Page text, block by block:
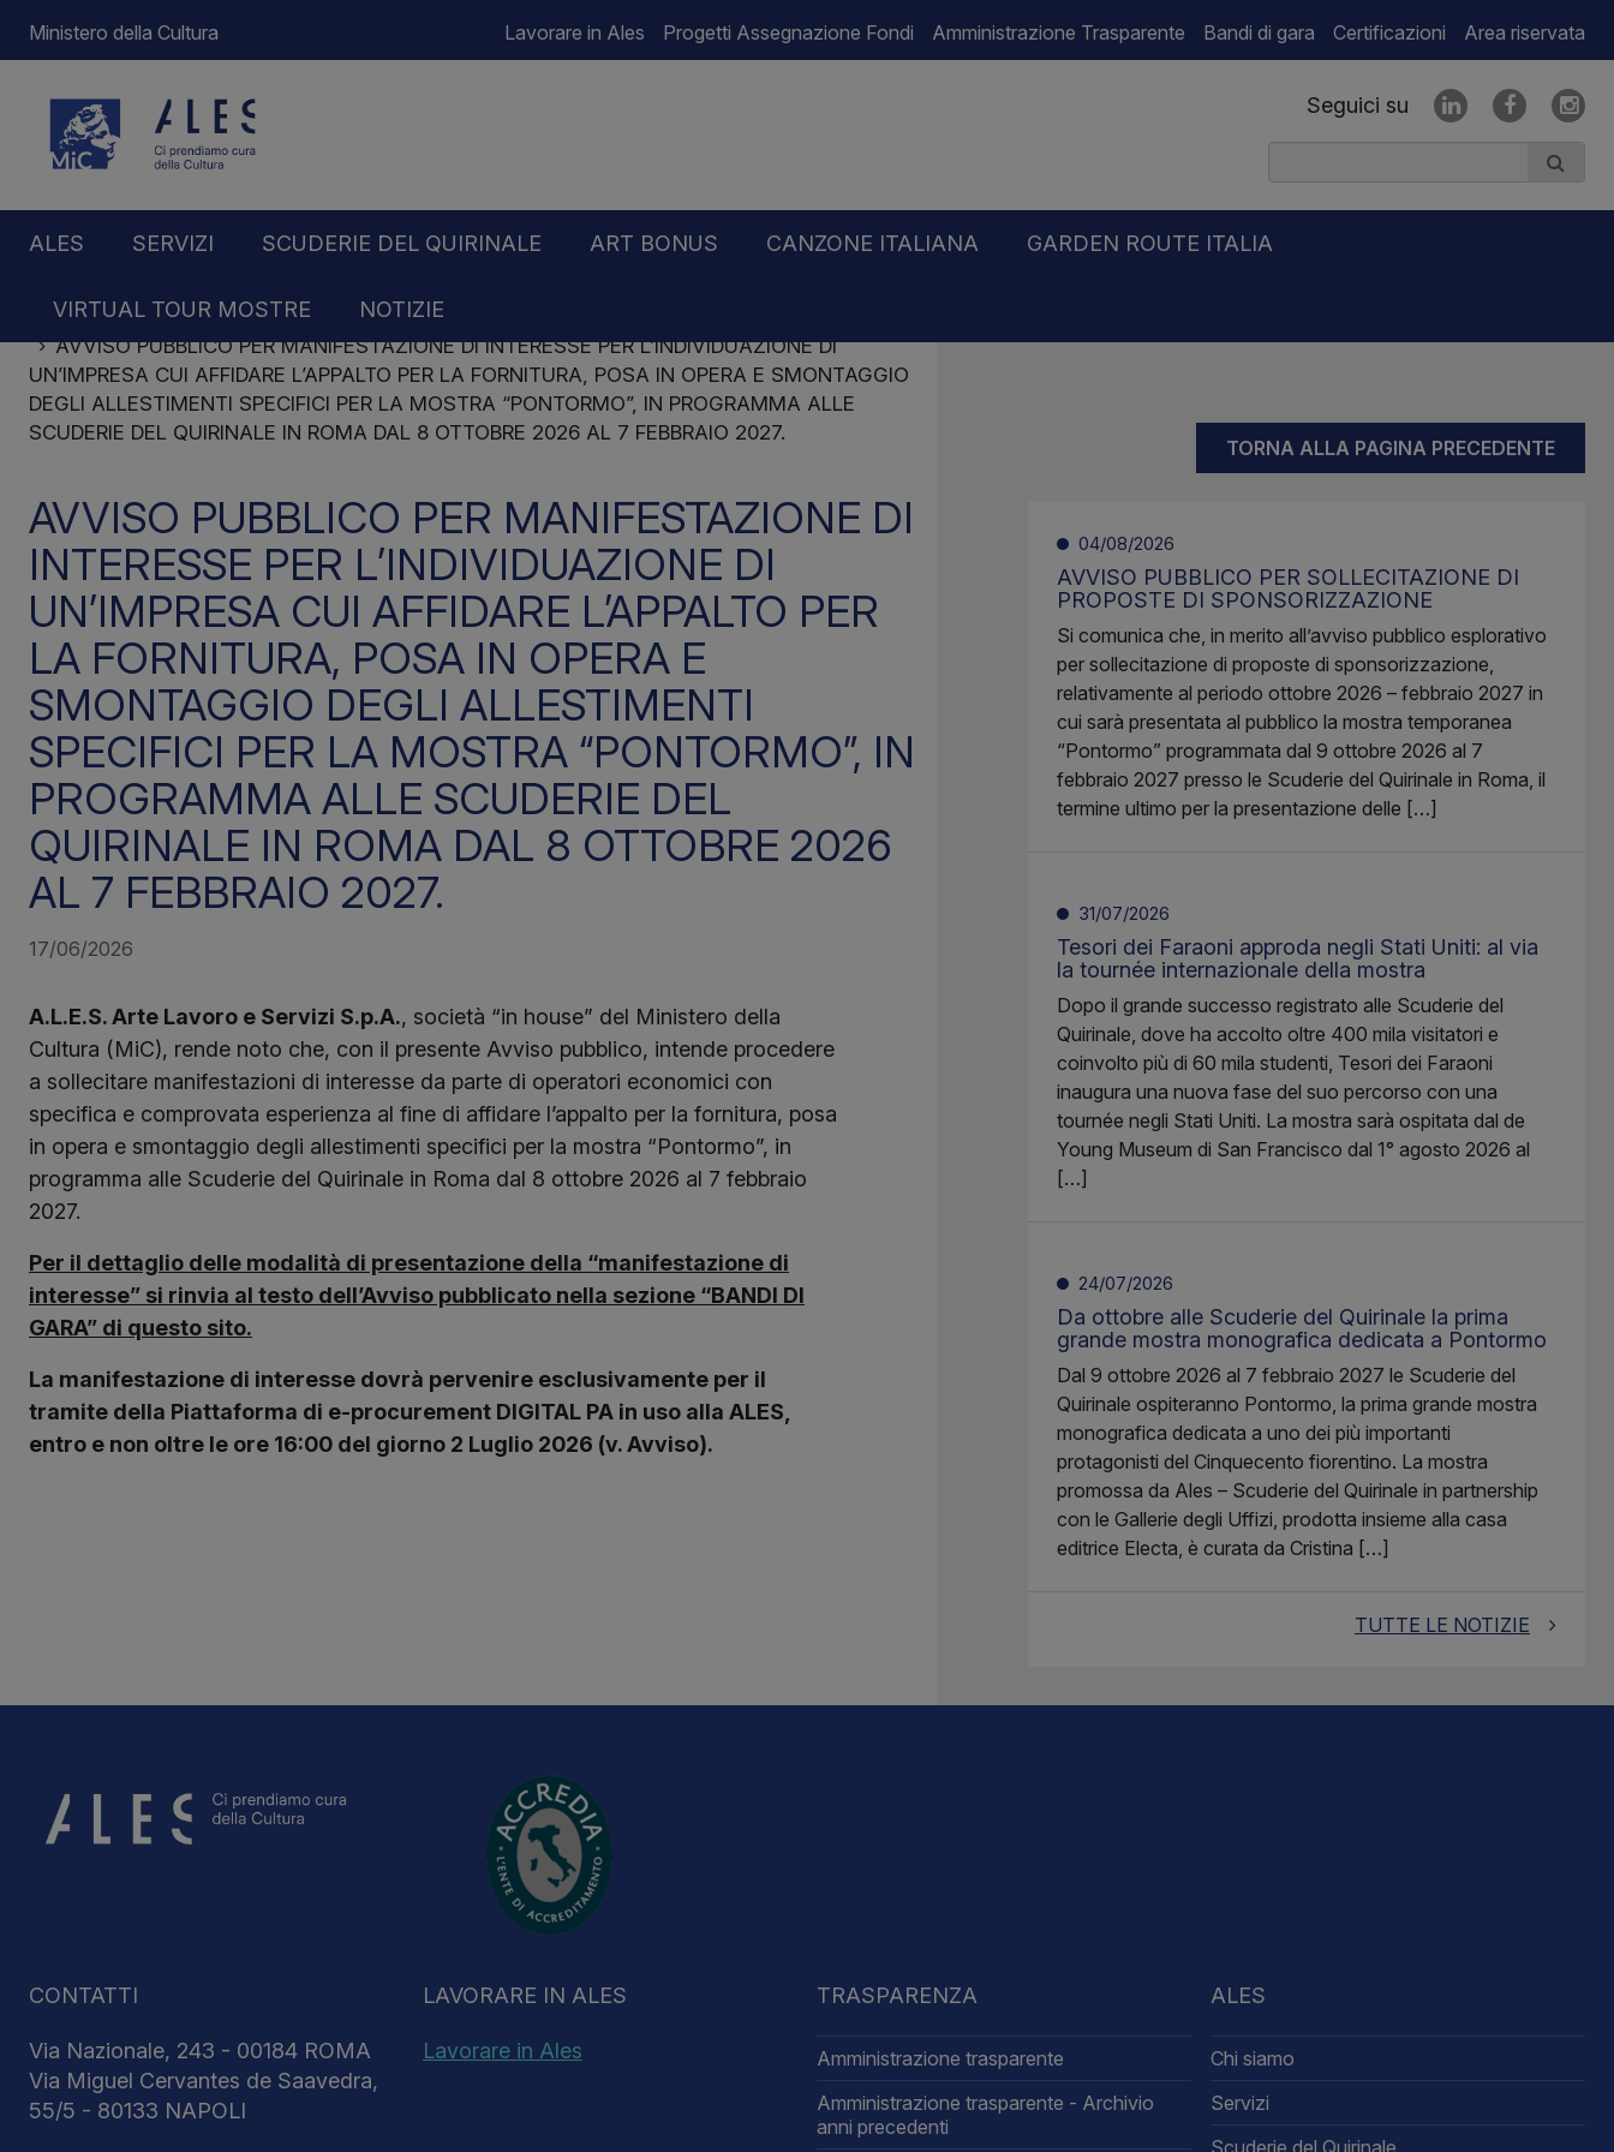
Ministero della Cultura Lavorare in Ales Progetti Assegnazione Fondi Amministrazione Trasparente Bandi di gara Certificazioni Area riservata
Seguici su
ALES SERVIZI SCUDERIE DEL QUIRINALE ART BONUS CANZONE ITALIANA GARDEN ROUTE ITALIA
VIRTUAL TOUR MOSTRE NOTIZIE
Home
Notizie
AVVISO PUBBLICO PER MANIFESTAZIONE DI INTERESSE PER L’INDIVIDUAZIONE DI
UN’IMPRESA CUI AFFIDARE L’APPALTO PER LA FORNITURA, POSA IN OPERA E SMONTAGGIO
DEGLI ALLESTIMENTI SPECIFICI PER LA MOSTRA “PONTORMO”, IN PROGRAMMA ALLE
SCUDERIE DEL QUIRINALE IN ROMA DAL 8 OTTOBRE 2026 AL 7 FEBBRAIO 2027.
AVVISO PUBBLICO PER MANIFESTAZIONE DI
INTERESSE PER L’INDIVIDUAZIONE DI
UN’IMPRESA CUI AFFIDARE L’APPALTO PER
LA FORNITURA, POSA IN OPERA E
SMONTAGGIO DEGLI ALLESTIMENTI
SPECIFICI PER LA MOSTRA “PONTORMO”, IN
PROGRAMMA ALLE SCUDERIE DEL
QUIRINALE IN ROMA DAL 8 OTTOBRE 2026
AL 7 FEBBRAIO 2027.
17/06/2026
A.L.E.S. Arte Lavoro e Servizi S.p.A., società “in house” del Ministero della
Cultura (MiC), rende noto che, con il presente Avviso pubblico, intende procedere
a sollecitare manifestazioni di interesse da parte di operatori economici con
specifica e comprovata esperienza al fine di affidare l’appalto per la fornitura, posa
in opera e smontaggio degli allestimenti specifici per la mostra “Pontormo”, in
programma alle Scuderie del Quirinale in Roma dal 8 ottobre 2026 al 7 febbraio
2027.
Per il dettaglio delle modalità di presentazione della “manifestazione di
interesse” si rinvia al testo dell’Avviso pubblicato nella sezione “BANDI DI
GARA” di questo sito.
La manifestazione di interesse dovrà pervenire esclusivamente per il
tramite della Piattaforma di e-procurement DIGITAL PA in uso alla ALES,
entro e non oltre le ore 16:00 del giorno 2 Luglio 2026 (v. Avviso).
TORNA ALLA PAGINA PRECEDENTE
04/08/2026
AVVISO PUBBLICO PER SOLLECITAZIONE DI
PROPOSTE DI SPONSORIZZAZIONE
Si comunica che, in merito all’avviso pubblico esplorativo
per sollecitazione di proposte di sponsorizzazione,
relativamente al periodo ottobre 2026 – febbraio 2027 in
cui sarà presentata al pubblico la mostra temporanea
“Pontormo” programmata dal 9 ottobre 2026 al 7
febbraio 2027 presso le Scuderie del Quirinale in Roma, il
termine ultimo per la presentazione delle […]
31/07/2026
Tesori dei Faraoni approda negli Stati Uniti: al via
la tournée internazionale della mostra
Dopo il grande successo registrato alle Scuderie del
Quirinale, dove ha accolto oltre 400 mila visitatori e
coinvolto più di 60 mila studenti, Tesori dei Faraoni
inaugura una nuova fase del suo percorso con una
tournée negli Stati Uniti. La mostra sarà ospitata dal de
Young Museum di San Francisco dal 1° agosto 2026 al
[…]
24/07/2026
Da ottobre alle Scuderie del Quirinale la prima
grande mostra monografica dedicata a Pontormo
Dal 9 ottobre 2026 al 7 febbraio 2027 le Scuderie del
Quirinale ospiteranno Pontormo, la prima grande mostra
monografica dedicata a uno dei più importanti
protagonisti del Cinquecento fiorentino. La mostra
promossa da Ales – Scuderie del Quirinale in partnership
con le Gallerie degli Uffizi, prodotta insieme alla casa
editrice Electa, è curata da Cristina […]
TUTTE LE NOTIZIE
CONTATTI
Via Nazionale, 243 - 00184 ROMA
Via Miguel Cervantes de Saavedra,
55/5 - 80133 NAPOLI
LAVORARE IN ALES
Lavorare in Ales
TRASPARENZA
Amministrazione trasparente
Amministrazione trasparente - Archivio
anni precedenti
ALES
Chi siamo
Servizi
Scuderie del Quirinale